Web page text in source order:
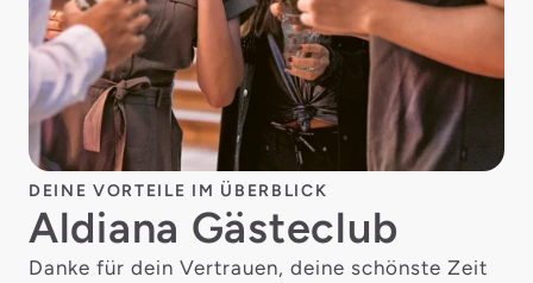
DEINE VORTEILE IM ÜBERBLICK
Aldiana Gästeclub
Danke für dein Vertrauen, deine schönste Zeit